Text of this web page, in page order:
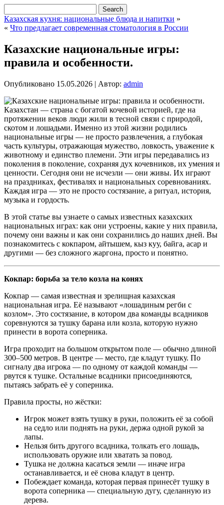
Казахская кухня: национальные блюда и напитки »
« Что предлагает современная стоматология в России
Казахские национальные игры:
правила и особенности.
Опубликовано 15.05.2026 | Автор: admin
Казахстан — страна с богатой кочевой историей, где на
протяжении веков люди жили в тесной связи с природой,
скотом и лошадьми. Именно из этой жизни родились
национальные игры — не просто развлечения, а глубокая
часть культуры, отражающая мужество, ловкость, уважение к
животному и единство племени. Эти игры передавались из
поколения в поколение, сохраняя дух кочевников, их умения и
ценности. Сегодня они не исчезли — они живы. Их играют
на праздниках, фестивалях и национальных соревнованиях.
Каждая игра — это не просто состязание, а ритуал, история,
музыка и гордость.
В этой статье вы узнаете о самых известных казахских
национальных играх: как они устроены, какие у них правила,
почему они важны и как они сохранились до наших дней. Вы
познакомитесь с кокпаром, айтышем, кыз куу, байга, асар и
другими — без сложного жаргона, просто и понятно.
Кокпар: борьба за тело козла на конях
Кокпар — самая известная и зрелищная казахская
национальная игра. Её называют «лошадиным регби с
козлом». Это состязание, в котором два команды всадников
соревнуются за тушку барана или козла, которую нужно
принести в ворота соперника.
Игра проходит на большом открытом поле — обычно длиной
300–500 метров. В центре — место, где кладут тушку. По
сигналу два игрока — по одному от каждой команды —
рвутся к тушке. Остальные всадники присоединяются,
пытаясь забрать её у соперника.
Правила просты, но жёстки:
Игрок может взять тушку в руки, положить её за собой
на седло или поднять на руки, держа одной рукой за
лапы.
Нельзя бить другого всадника, толкать его лошадь,
использовать оружие или хватать за повод.
Тушка не должна касаться земли — иначе игра
останавливается, и её снова кладут в центр.
Побеждает команда, которая первая принесёт тушку в
ворота соперника — специальную дугу, сделанную из
дерева.